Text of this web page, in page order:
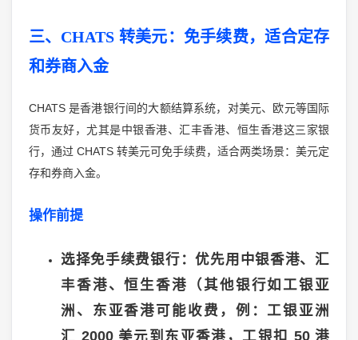
三、 CHATS 转美元：免手续费，适合定存
和券商入金
CHATS是香港银行间的大额结算系统，对美元、欧元等国际
货币友好，尤其是中银香港、汇丰香港、恒生香港这三家银
行，通过 CHATS 转美元可免手续费，适合两类场景：美元定
存和券商入金。
操作前提
选择免手续费银行：优先用中银香港、汇
丰香港、恒生香港（其他银行如工银亚
洲、东亚香港可能收费，例：工银亚洲
汇 2000 美元到东亚香港，工银扣 50港